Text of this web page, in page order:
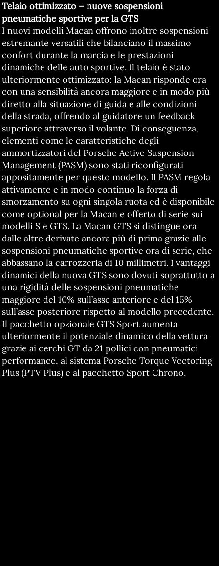
Telaio ottimizzato – nuove sospensioni
pneumatiche sportive per la GTS
I nuovi modelli Macan offrono inoltre sospensioni
estremante versatili che bilanciano il massimo
confort durante la marcia e le prestazioni
dinamiche delle auto sportive. Il telaio è stato
ulteriormente ottimizzato: la Macan risponde ora
con una sensibilità ancora maggiore e in modo più
diretto alla situazione di guida e alle condizioni
della strada, offrendo al guidatore un feedback
superiore attraverso il volante. Di conseguenza,
elementi come le caratteristiche degli
ammortizzatori del Porsche Active Suspension
Management (PASM) sono stati riconfigurati
appositamente per questo modello. Il PASM regola
attivamente e in modo continuo la forza di
smorzamento su ogni singola ruota ed è disponibile
come optional per la Macan e offerto di serie sui
modelli S e GTS. La Macan GTS si distingue ora
dalle altre derivate ancora più di prima grazie alle
sospensioni pneumatiche sportive ora di serie, che
abbassano la carrozzeria di 10 millimetri. I vantaggi
dinamici della nuova GTS sono dovuti soprattutto a
una rigidità delle sospensioni pneumatiche
maggiore del 10% sull’asse anteriore e del 15%
sull’asse posteriore rispetto al modello precedente.
Il pacchetto opzionale GTS Sport aumenta
ulteriormente il potenziale dinamico della vettura
grazie ai cerchi GT da 21 pollici con pneumatici
performance, al sistema Porsche Torque Vectoring
Plus (PTV Plus) e al pacchetto Sport Chrono.